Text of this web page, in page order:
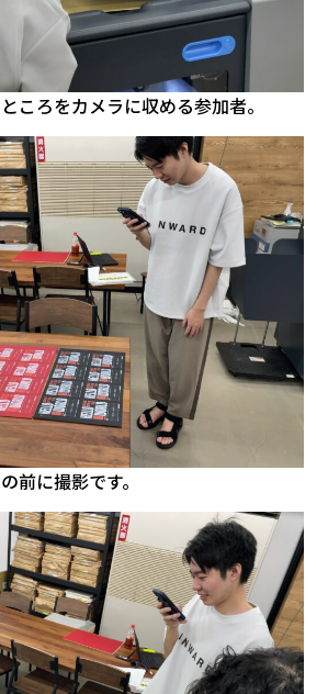
ころをカメラに収める参加者。
前に撮影です。